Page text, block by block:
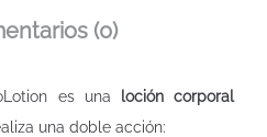
(0)
es una
loción corporal
una doble acción: